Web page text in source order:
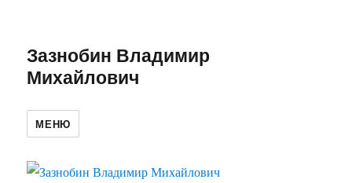
Зазнобин Владимир
Михайлович
МЕНЮ